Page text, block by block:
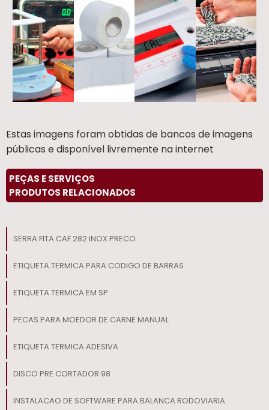
Estas imagens foram obtidas de bancos de imagens
públicas e disponível livremente na internet
PEÇAS E SERVIÇOS
PRODUTOS RELACIONADOS
SERRA FITA CAF 282 INOX PRECO
ETIQUETA TERMICA PARA CODIGO DE BARRAS
ETIQUETA TERMICA EM SP
PECAS PARA MOEDOR DE CARNE MANUAL
ETIQUETA TERMICA ADESIVA
DISCO PRE CORTADOR 98
INSTALACAO DE SOFTWARE PARA BALANCA RODOVIARIA